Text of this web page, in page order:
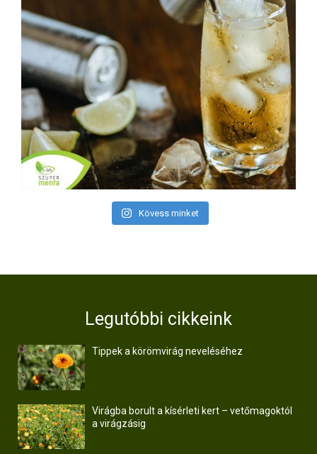
Kövess minket
Legutóbbi cikkeink
Tippek a körömvirág neveléséhez
Virágba borult a kísérleti kert – vetőmagoktól
a virágzásig